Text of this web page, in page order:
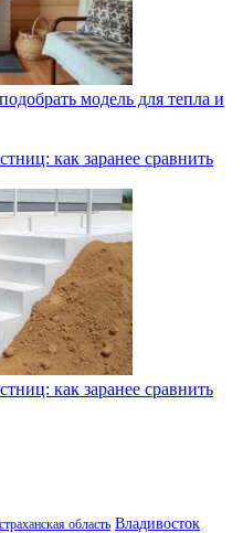
модель для тепла и
как заранее сравнить
как заранее сравнить
область Владивосток